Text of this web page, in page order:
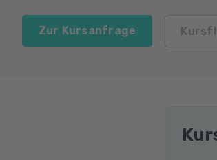
Zur Kursanfrage